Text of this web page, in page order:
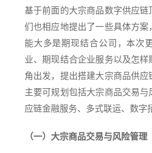
基于前面的大宗商品数字供应
们也相应地提出了一些具体方案
能大多是期现结合公司，本次
业、期现结合企业服务以及怎
角出发，提出搭建大宗商品供
主要可规划包括大宗商品交易
应链金融服务、多式联运、数字
（一）大宗商品交易与风险管理